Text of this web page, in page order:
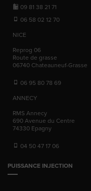
09 81 38 21 71
06 58 02 12 70
NICE
Reprog 06
Route de grasse
06740 Chateauneuf-Grasse
06 95 80 78 69
ANNECY
RMS Annecy
690 Avenue du Centre
74330 Epagny
04 50 47 17 06
PUISSANCE INJECTION